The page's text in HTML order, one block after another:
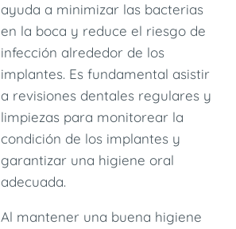
ayuda a minimizar las bacterias
en la boca y reduce el riesgo de
infección alrededor de los
implantes. Es fundamental asistir
a revisiones dentales regulares y
limpiezas para monitorear la
condición de los implantes y
garantizar una higiene oral
adecuada.
Al mantener una buena higiene